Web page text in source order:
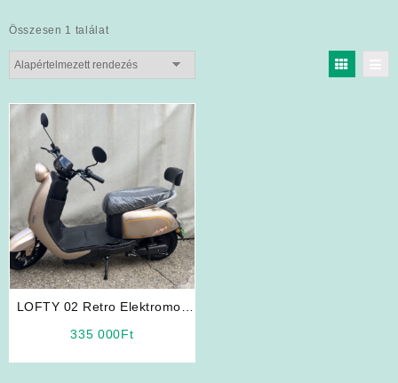
Összesen 1 találat
LOFTY 02 Retro Elektromos
335 000Ft